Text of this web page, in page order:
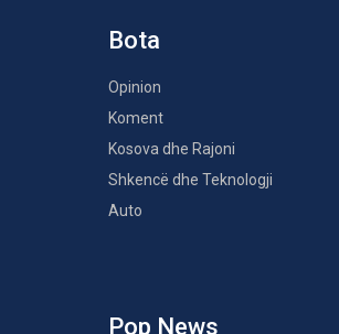
Bota
Opinion
Koment
Kosova dhe Rajoni
Shkencë dhe Teknologji
Auto
Pop News